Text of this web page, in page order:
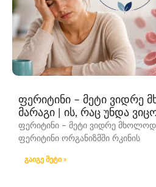
ფერიტინი – მეტი ვიდრე
მარაგი | ის, რაც უნდა
ფერიტინი – მეტი ვიდრე მხოლოდ
ფერიტინი ორგანიზმში რკინის
გაიგე მეტი »